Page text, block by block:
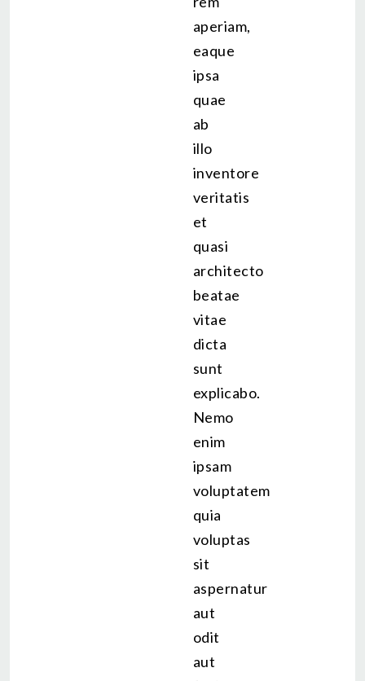
aperiam,
eaque
ipsa
quae
ab
illo
inventore
veritatis
et
quasi
architecto
beatae
vitae
dicta
sunt
explicabo.
Nemo
enim
ipsam
voluptatem
quia
voluptas
sit
aspernatur
aut
odit
aut